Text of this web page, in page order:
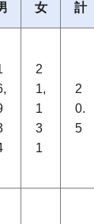
女 計
2
1,
1
3
1
2
0.
5